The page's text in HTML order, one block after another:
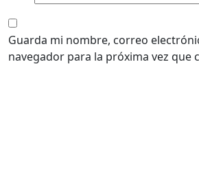
Guarda mi nombre, correo
navegador para la próxima vez que